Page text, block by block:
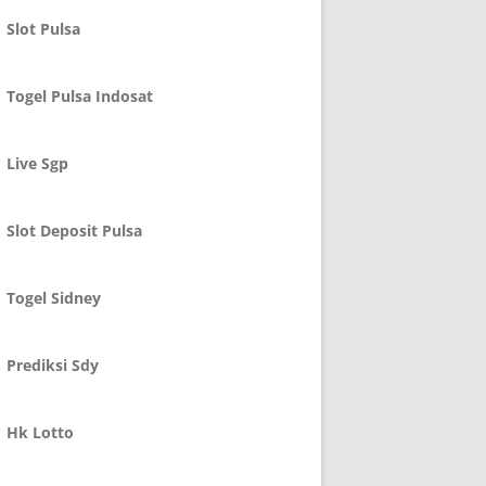
Slot Pulsa
Togel Pulsa Indosat
Live Sgp
Slot Deposit Pulsa
Togel Sidney
Prediksi Sdy
Hk Lotto